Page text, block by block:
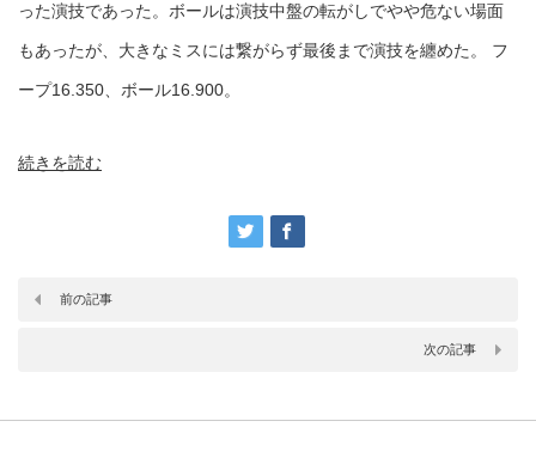
った演技であった。ボールは演技中盤の転がしでやや危ない場面
もあったが、大きなミスには繋がらず最後まで演技を纏めた。 フ
ープ16.350、ボール16.900。
続きを読む
前の記事
次の記事